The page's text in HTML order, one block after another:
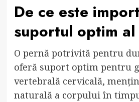
De ce este
suportul optim
O pernă potrivită pentru
oferă suport optim pentru
vertebrală cervicală,
naturală a corpului în